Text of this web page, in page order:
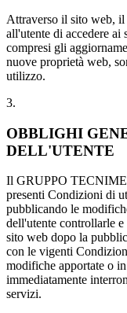
Attraverso il sito web,
all'utente di accedere ai
compresi gli
nuove proprietà web,
utilizzo.
3.
OBBLIGHI
DELL'UTENTE
Il GRUPPO
presenti Condizioni di
pubblicando le
dell'utente controllarle
sito web dopo la
con le vigenti
modifiche apportate o
immediatamente
servizi.